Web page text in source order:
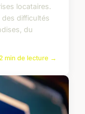
locataires.
difficultés
du
2 min de lecture →